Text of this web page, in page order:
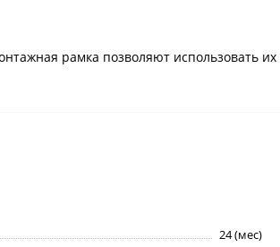
рамка позволяют использовать
24 (мес)